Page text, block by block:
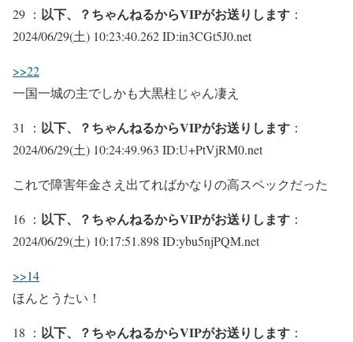
29 ： 以下、？ちゃんねるからVIPがお送りします ：
2024/06/29(土) 10:23:40.262 ID:in3CGt5J0.net
>>22
一国一城の主でしかも大黒柱じゃん凄え
31 ： 以下、？ちゃんねるからVIPがお送りします ：
2024/06/29(土) 10:24:49.963 ID:U+PtVjRM0.net
これで障害年金さえ出てればかなりの高スペックだった
16 ： 以下、？ちゃんねるからVIPがお送りします ：
2024/06/29(土) 10:17:51.898 ID:ybu5njPQM.net
>>14
ほんとうたい！
18 ： 以下、？ちゃんねるからVIPがお送りします ：